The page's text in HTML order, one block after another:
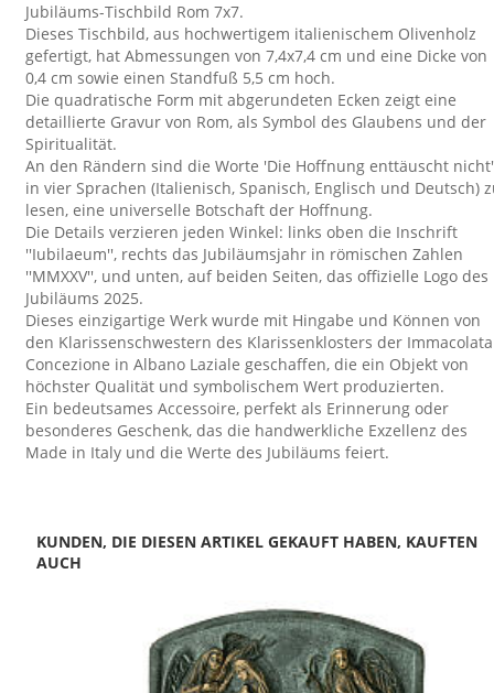
Jubiläums-Tischbild Rom 7x7.
Dieses Tischbild, aus hochwertigem italienischem Olivenholz
gefertigt, hat Abmessungen von 7,4x7,4 cm und eine Dicke von
0,4 cm sowie einen Standfuß 5,5 cm hoch.
Die quadratische Form mit abgerundeten Ecken zeigt eine
detaillierte Gravur von Rom, als Symbol des Glaubens und der
Spiritualität.
An den Rändern sind die Worte 'Die Hoffnung enttäuscht nicht'
in vier Sprachen (Italienisch, Spanisch, Englisch und Deutsch)
lesen, eine universelle Botschaft der Hoffnung.
Die Details verzieren jeden Winkel: links oben die Inschrift
''Iubilaeum'', rechts das Jubiläumsjahr in römischen Zahlen
''MMXXV'', und unten, auf beiden Seiten, das offizielle Logo des
Jubiläums 2025.
Dieses einzigartige Werk wurde mit Hingabe und Können von
den Klarissenschwestern des Klarissenklosters der Immacolata
Concezione in Albano Laziale geschaffen, die ein Objekt von
höchster Qualität und symbolischem Wert produzierten.
Ein bedeutsames Accessoire, perfekt als Erinnerung oder
besonderes Geschenk, das die handwerkliche Exzellenz des
Made in Italy und die Werte des Jubiläums feiert.
KUNDEN, DIE DIESEN ARTIKEL GEKAUFT HABEN, KAUFTEN
AUCH